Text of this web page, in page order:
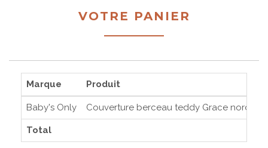
VOTRE PANIER
Marque Produit
Baby's Only Couverture berceau teddy Grace nordic
Total